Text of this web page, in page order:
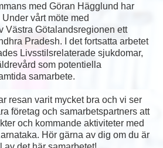
med Göran Hägglund har
vårt möte med
Västra Götalandsregionen ett
Pradesh. I det fortsatta arbetet
Livsstilsrelaterade sjukdomar,
som potentiella
samarbete.
resan varit mycket bra och vi ser
företag och samarbetspartners att
och kommande aktiviteter med
Hör gärna av dig om du är